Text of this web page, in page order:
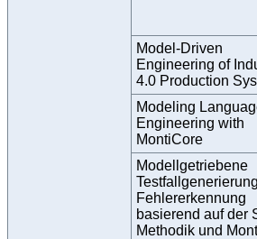
Model-Driven
Engineering of
4.0 Production
Modeling
Engineering with
MontiCore
Modellgetriebene
Fehlererkennung
basierend auf der
Methodik und